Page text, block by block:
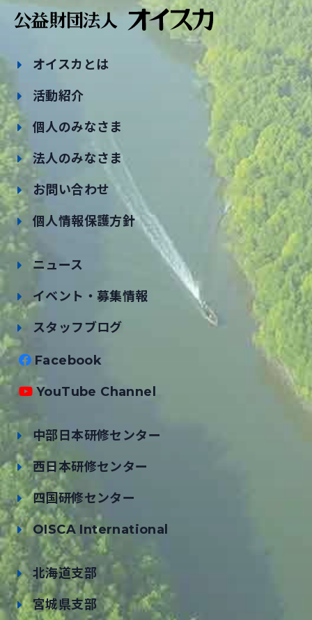
オイスカとは
活動紹介
個人のみなさま
法人のみなさま
お問い合わせ
個人情報保護方針
ニュース
イベント・募集情報
スタッフブログ
Facebook
YouTube Channel
中部日本研修センター
西日本研修センター
四国研修センター
OISCA International
北海道支部
宮城県支部